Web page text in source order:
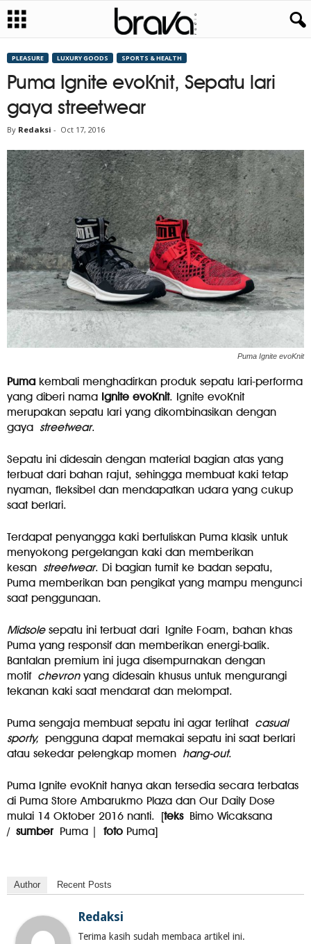
PLEASURE LUXURY GOODS SPORTS & HEALTH
Puma Ignite evoKnit, Sepatu lari
gaya streetwear
By Redaksi - Oct 17, 2016
Puma Ignite evoKnit
Puma kembali menghadirkan produk sepatu lari-performa
yang diberi nama Ignite evoKnit. Ignite evoKnit
merupakan sepatu lari yang dikombinasikan dengan
gaya streetwear.
Sepatu ini didesain dengan material bagian atas yang
terbuat dari bahan rajut, sehingga membuat kaki tetap
nyaman, fleksibel dan mendapatkan udara yang cukup
saat berlari.
Terdapat penyangga kaki bertuliskan Puma klasik untuk
menyokong pergelangan kaki dan memberikan
kesan streetwear. Di bagian tumit ke badan sepatu,
Puma memberikan ban pengikat yang mampu mengunci
saat penggunaan.
Midsolesepatu ini terbuat dari Ignite Foam, bahan khas
Puma yang responsif dan memberikan energi-balik.
Bantalan premium ini juga disempurnakan dengan
motif chevronyang didesain khusus untuk mengurangi
tekanan kaki saat mendarat dan melompat.
Puma sengaja membuat sepatu ini agar terlihat casual
sporty, pengguna dapat memakai sepatu ini saat berlari
atau sekedar pelengkap momen hang-out.
Puma Ignite evoKnit hanya akan tersedia secara terbatas
di Puma Store Ambarukmo Plaza dan Our Daily Dose
mulai 14 Oktober 2016 nanti. [teks Bimo Wicaksana
/ sumber Puma | foto Puma]
Author Recent Posts
Redaksi
Terima kasih sudah membaca artikel ini.